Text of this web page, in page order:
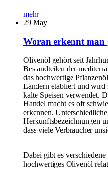
mehr
29 May
Woran erkennt man
Olivenöl gehört seit
Bestandteilen der
das hochwertige
Ländern etabliert und
kalte Speisen verwendet.
Handel macht es oft
erkennen.
Herkunftsbezeichnungen
dass viele Verbraucher
Dabei gibt es
hochwertiges Olivenöl